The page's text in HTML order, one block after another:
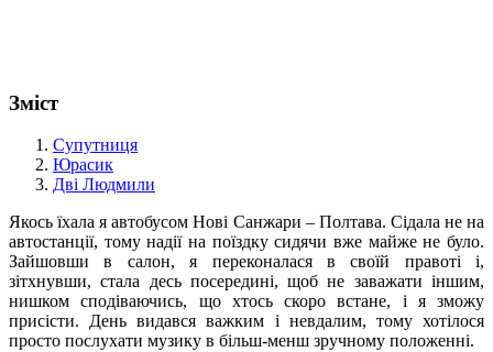
Зміст
Супутниця
Юрасик
Дві Людмили
Якось їхала я автобусом Нові Санжари – Полтава. Сідала не на
автостанції, тому надії на поїздку сидячи вже майже не було.
Зайшовши в салон, я переконалася в своїй правоті і,
зітхнувши, стала десь посередині, щоб не заважати іншим,
нишком сподіваючись, що хтось скоро встане, і я зможу
присісти. День видався важким і невдалим, тому хотілося
просто послухати музику в більш-менш зручному положенні.